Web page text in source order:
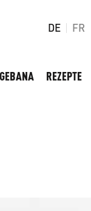
DE FR
REZEPTE